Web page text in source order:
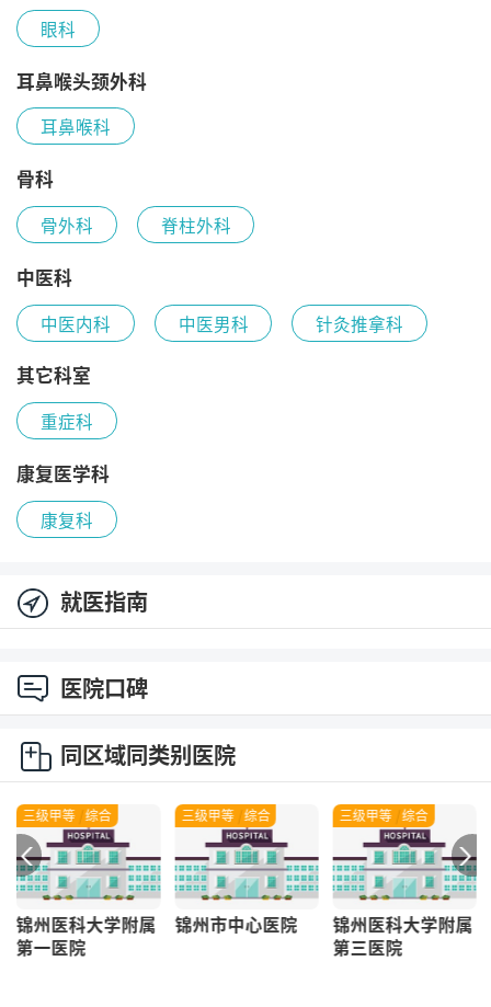
眼科
耳鼻喉头颈外科
耳鼻喉科
骨科
骨外科 脊柱外科
中医科
中医内科 中医男科 针灸推拿科
其它科室
重症科
康复医学科
康复科
就医指南
医院口碑
同区域同类别医院
学附属
合
锦州市中心医院
三级甲等 综合
锦州医科大学附属
三级甲等 综合
锦州市第
三级